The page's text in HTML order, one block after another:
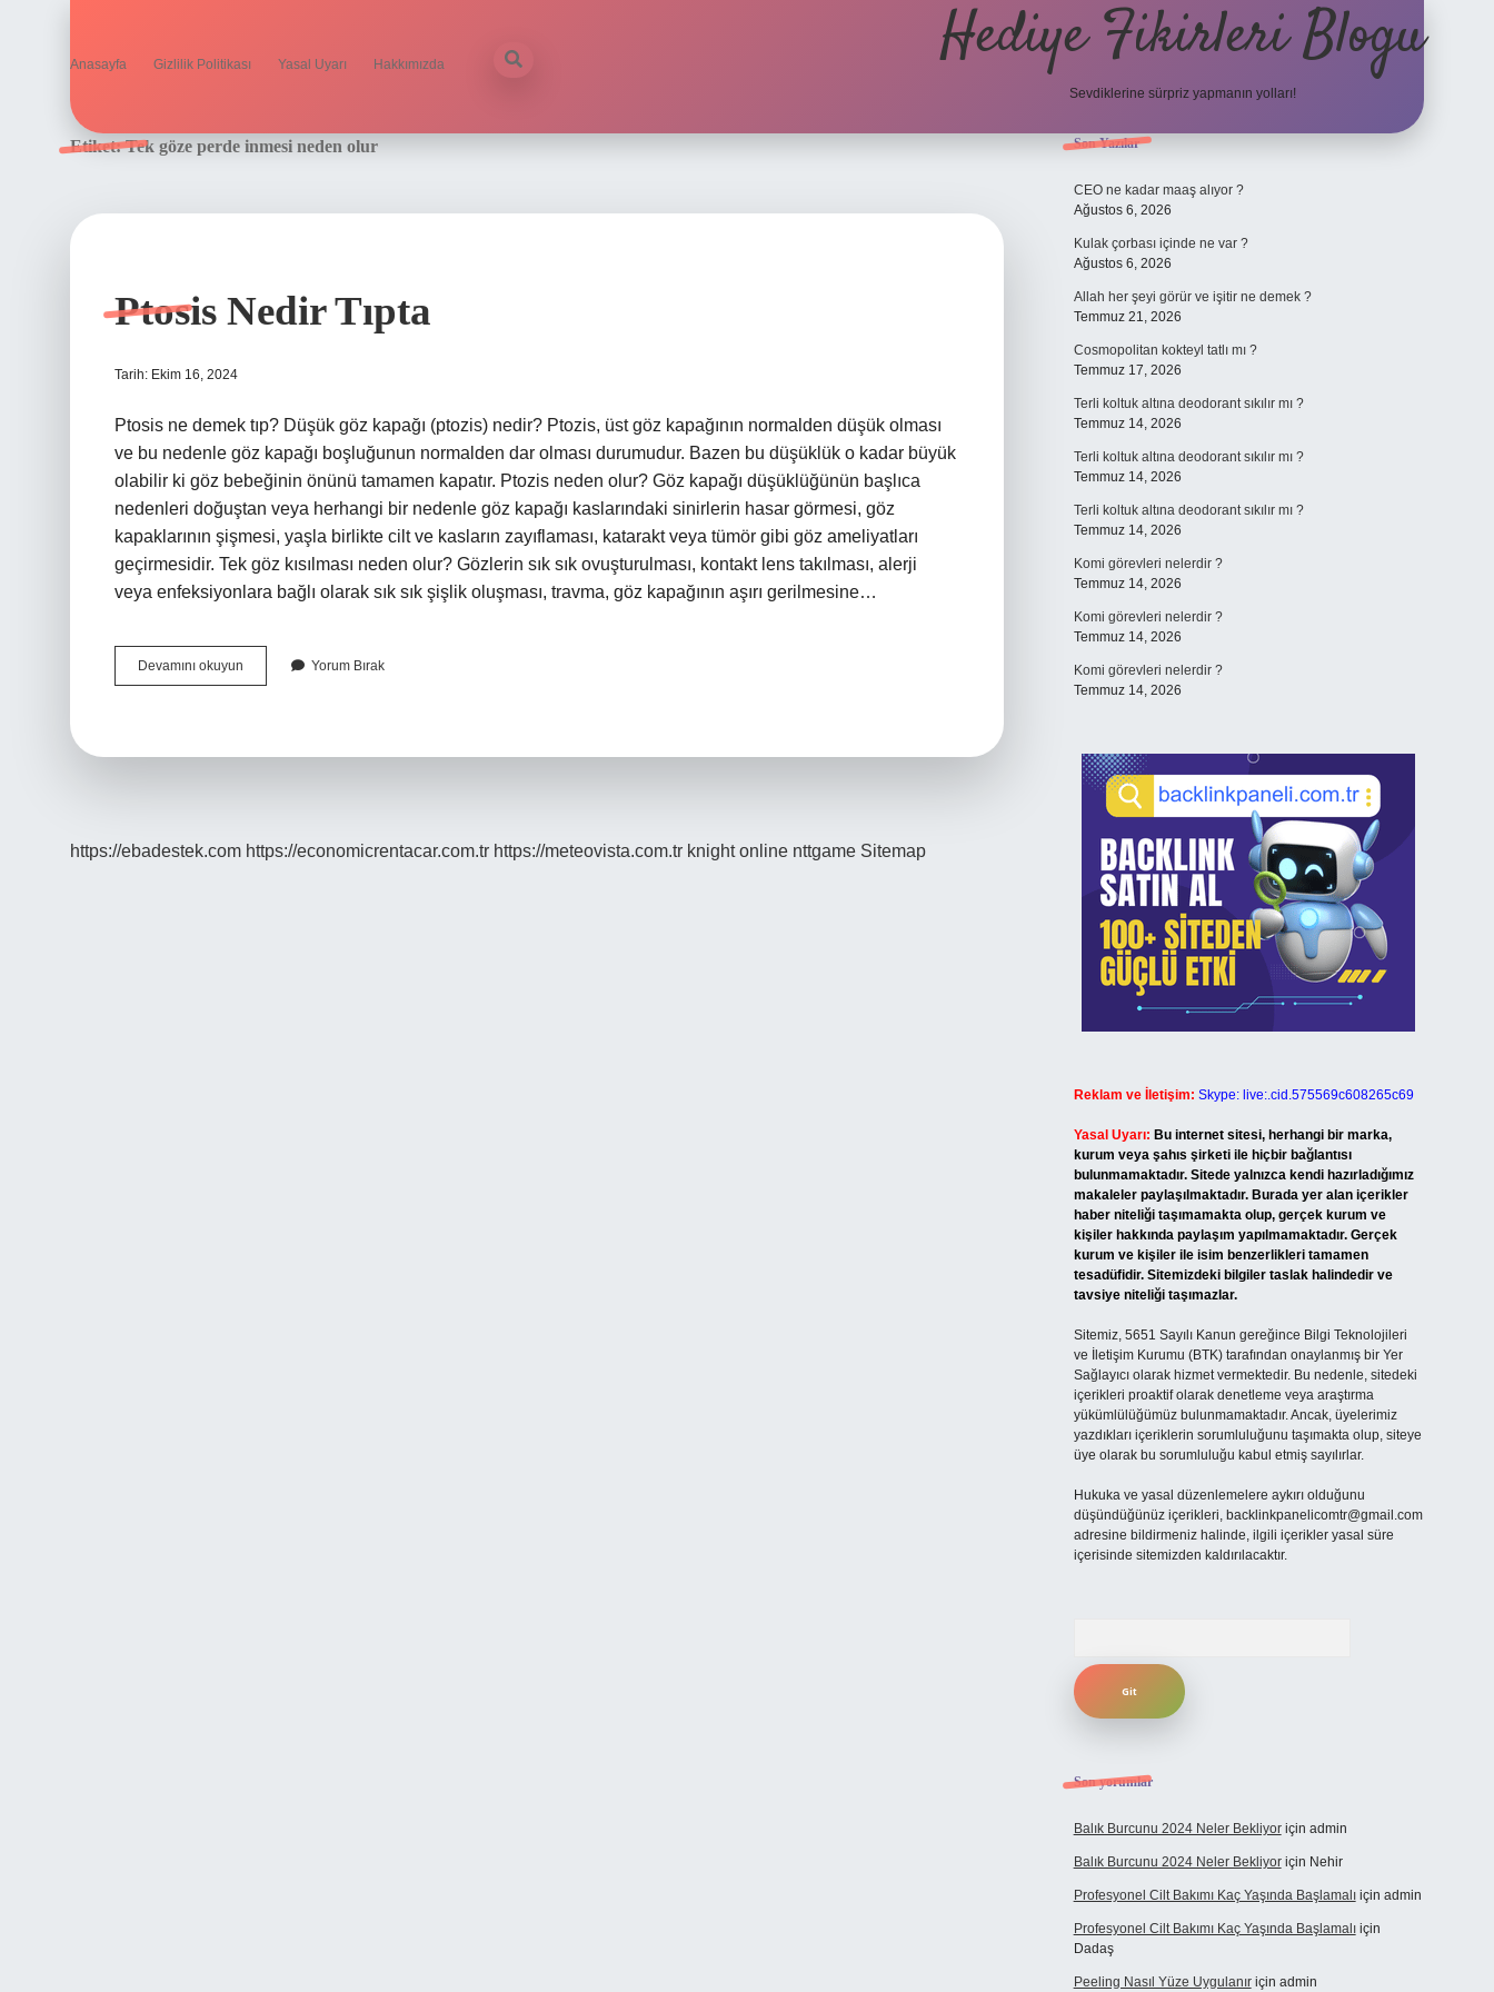
Anasayfa Gizlilik Politikası Yasal Uyarı Hakkımızda Hediye Fikirleri Blogu
Sevdiklerine sürpriz yapmanın yolları!
Etiket:Tek göze perde inmesi neden olur
Ptosis Nedir Tıpta
Tarih: Ekim 16, 2024
Ptosis ne demek tıp? Düşük göz kapağı (ptozis) nedir? Ptozis, üst göz kapağının normalden düşük olması
ve bu nedenle göz kapağı boşluğunun normalden dar olması durumudur. Bazen bu düşüklük o kadar büyük
olabilir ki göz bebeğinin önünü tamamen kapatır. Ptozis neden olur? Göz kapağı düşüklüğünün başlıca
nedenleri doğuştan veya herhangi bir nedenle göz kapağı kaslarındaki sinirlerin hasar görmesi, göz
kapaklarının şişmesi, yaşla birlikte cilt ve kasların zayıflaması, katarakt veya tümör gibi göz ameliyatları
geçirmesidir. Tek göz kısılması neden olur? Gözlerin sık sık ovuşturulması, kontakt lens takılması, alerji
veya enfeksiyonlara bağlı olarak sık sık şişlik oluşması, travma, göz kapağının aşırı gerilmesine…
Devamını okuyun
Nedir
Yorum Bırak
https://ebadestek.com https://economicrentacar.com.tr https://meteovista.com.tr knight online nttgame Sitemap
Sidebar
Son Yazılar
CEO ne kadar maaş alıyor ?
Ağustos 6, 2026
Kulak çorbası içinde ne var ?
Ağustos 6, 2026
Allah her şeyi görür ve işitir ne demek ?
Temmuz 21, 2026
Cosmopolitan kokteyl tatlı mı ?
Temmuz 17, 2026
Terli koltuk altına deodorant sıkılır mı ?
Temmuz 14, 2026
Terli koltuk altına deodorant sıkılır mı ?
Temmuz 14, 2026
Terli koltuk altına deodorant sıkılır mı ?
Temmuz 14, 2026
Komi görevleri nelerdir ?
Temmuz 14, 2026
Komi görevleri nelerdir ?
Temmuz 14, 2026
Komi görevleri nelerdir ?
Temmuz 14, 2026
Reklam ve İletişim: Skype: live:.cid.575569c608265c69
Yasal Uyarı: Bu internet sitesi, herhangi bir marka,
kurum veya şahıs şirketi ile hiçbir bağlantısı
bulunmamaktadır. Sitede yalnızca kendi hazırladığımız
makaleler paylaşılmaktadır. Burada yer alan içerikler
haber niteliği taşımamakta olup, gerçek kurum ve
kişiler hakkında paylaşım yapılmamaktadır. Gerçek
kurum ve kişiler ile isim benzerlikleri tamamen
tesadüfidir. Sitemizdeki bilgiler taslak halindedir ve
tavsiye niteliği taşımazlar.
Sitemiz, 5651 Sayılı Kanun gereğince Bilgi Teknolojileri
ve İletişim Kurumu (BTK) tarafından onaylanmış bir Yer
Sağlayıcı olarak hizmet vermektedir. Bu nedenle, sitedeki
içerikleri proaktif olarak denetleme veya araştırma
yükümlülüğümüz bulunmamaktadır. Ancak, üyelerimiz
yazdıkları içeriklerin sorumluluğunu taşımakta olup, siteye
üye olarak bu sorumluluğu kabul etmiş sayılırlar.
Hukuka ve yasal düzenlemelere aykırı olduğunu
düşündüğünüz içerikleri, backlinkpanelicomtr@gmail.com
adresine bildirmeniz halinde, ilgili içerikler yasal süre
içerisinde sitemizden kaldırılacaktır.
Son yorumlar
Balık Burcunu 2024 Neler Bekliyoriçin admin
Balık Burcunu 2024 Neler Bekliyoriçin Nehir
Profesyonel Cilt Bakımı Kaç Yaşında Başlamalıiçin admin
Profesyonel Cilt Bakımı Kaç Yaşında Başlamalıiçin
Dadaş
Peeling Nasıl Yüze Uygulanıriçin admin